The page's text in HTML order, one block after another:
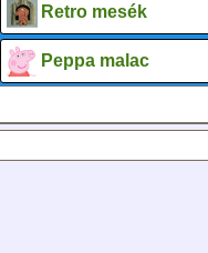
Retro mesék
Peppa malac